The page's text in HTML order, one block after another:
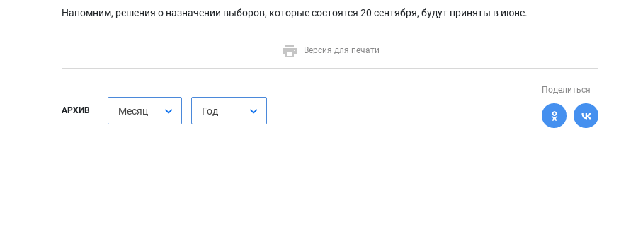
Напомним, решения о назначении выборов, которые состоятся 20 сентября, будут приняты в июне.
Версия для печати
АРХИВ Месяц Год
Поделиться